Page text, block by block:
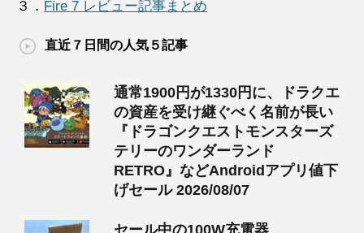
３． Fire 7 レビュー記事まとめ
直近７日間の人気５記事
通常1900円が1330円に、ドラクエ
の資産を受け継ぐべく名前が長い
『ドラゴンクエストモンスターズ
テリーのワンダーランド
RETRO』などAndroidアプリ値下
げセール 2026/08/07
セール中の100W充電器